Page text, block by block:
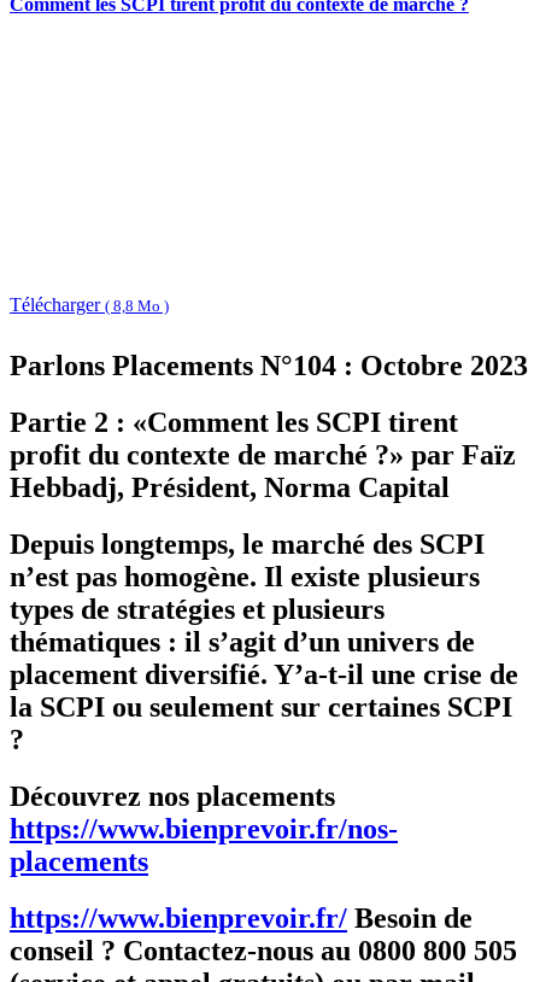
Télécharger ( 8,8 Mo )
Parlons Placements N°104 : Octobre 2023
Partie 2 : «Comment les SCPI tirent
profit du contexte de marché ?» par Faïz
Hebbadj, Président, Norma Capital
Depuis longtemps, le marché des SCPI
n’est pas homogène. Il existe plusieurs
types de stratégies et plusieurs
thématiques : il s’agit d’un univers de
placement diversifié. Y’a-t-il une crise de
la SCPI ou seulement sur certaines SCPI
?
Découvrez nos placements
https://www.bienprevoir.fr/nos-
placements
https://www.bienprevoir.fr/ Besoin de
conseil ? Contactez-nous au 0800 800 505